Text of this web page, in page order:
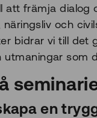
att främja
och
bidrar vi till det
som
en